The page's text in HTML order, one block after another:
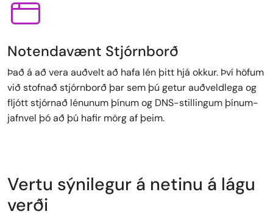
Notendavænt Stjórnborð
Það á að vera auðvelt að hafa lén þitt hjá okkur. Því höfum
við stofnað stjórnborð þar sem þú getur auðveldlega og
fljótt stjórnað lénunum þínum og DNS-stillingum þínum-
jafnvel þó að þú hafir mörg af þeim.
Vertu sýnilegur á netinu á lágu
verði